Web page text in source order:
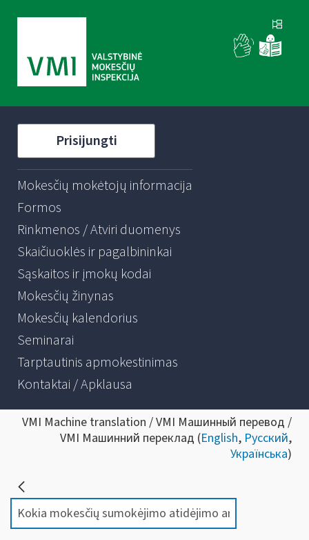
Prisijungti
Mokesčių mokėtojų informacija
Formos
Rinkmenos / Atviri duomenys
Skaičiuoklės ir pagalbininkai
Sąskaitos ir įmokų kodai
Mokesčių žinynas
Mokesčių kalendorius
Seminarai
Tarptautinis apmokestinimas
Kontaktai / Apklausa
VMI Machine translation / VMI Машинный перевод /
VMI Машинний переклад (English, Русский,
Українська)